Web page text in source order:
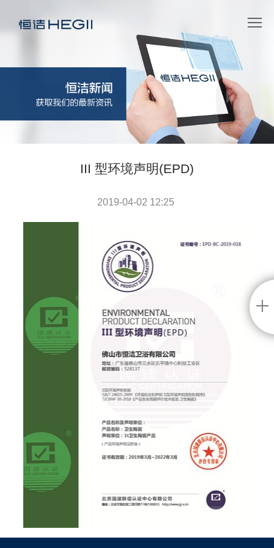
III 型环境声明(EPD)
2019-04-02 12:25